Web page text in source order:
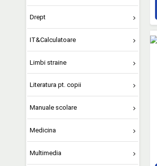
Drept
IT&Calculatoare
Limbi straine
Literatura pt. copii
Manuale scolare
Medicina
Multimedia